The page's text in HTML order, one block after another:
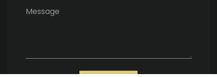
Message